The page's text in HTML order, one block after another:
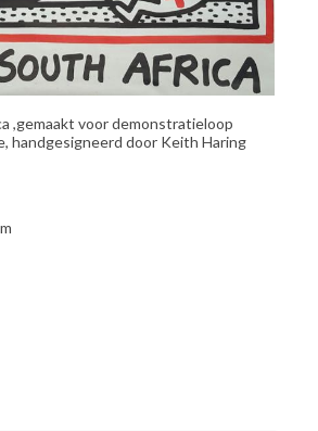
,gemaakt voor demonstratieloop
handgesigneerd door Keith Haring